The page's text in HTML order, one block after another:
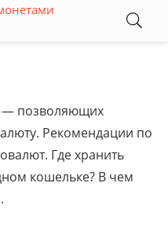
— позволяющих
Рекомендации по
Где хранить
кошельке? В чем